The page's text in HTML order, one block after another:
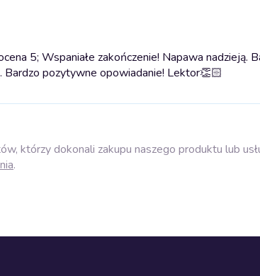
5; Wspaniałe zakończenie! Napawa nadzieją.
Bardzo pozytywne opowiadanie! Lektor👏🏻
którzy dokonali zakupu naszego produktu lub
.